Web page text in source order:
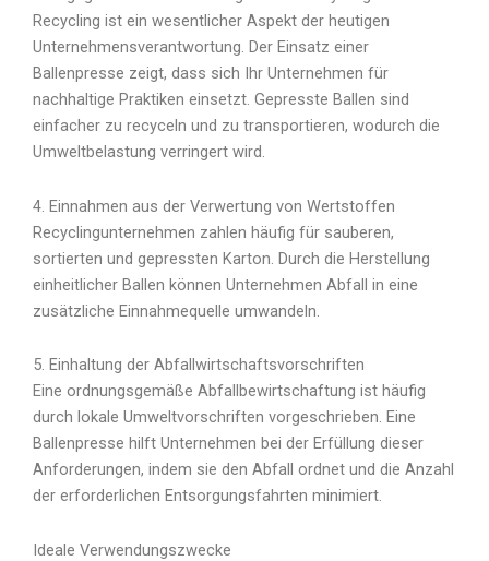
Recycling ist ein wesentlicher Aspekt der heutigen
Unternehmensverantwortung. Der Einsatz einer
Ballenpresse zeigt, dass sich Ihr Unternehmen für
nachhaltige Praktiken einsetzt. Gepresste Ballen sind
einfacher zu recyceln und zu transportieren, wodurch die
Umweltbelastung verringert wird.
4. Einnahmen aus der Verwertung von Wertstoffen
Recyclingunternehmen zahlen häufig für sauberen,
sortierten und gepressten Karton. Durch die Herstellung
einheitlicher Ballen können Unternehmen Abfall in eine
zusätzliche Einnahmequelle umwandeln.
5. Einhaltung der Abfallwirtschaftsvorschriften
Eine ordnungsgemäße Abfallbewirtschaftung ist häufig
durch lokale Umweltvorschriften vorgeschrieben. Eine
Ballenpresse hilft Unternehmen bei der Erfüllung dieser
Anforderungen, indem sie den Abfall ordnet und die Anzahl
der erforderlichen Entsorgungsfahrten minimiert.
Ideale Verwendungszwecke